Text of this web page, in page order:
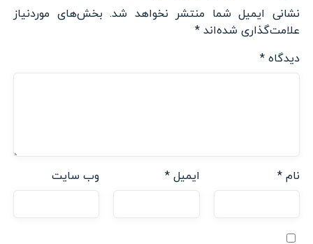
نشانی ایمیل شما منتشر نخواهد شد. بخش‌های موردنیاز
علامت‌گذاری شده‌اند *
دیدگاه *
نام * ایمیل* وب‌ سایت